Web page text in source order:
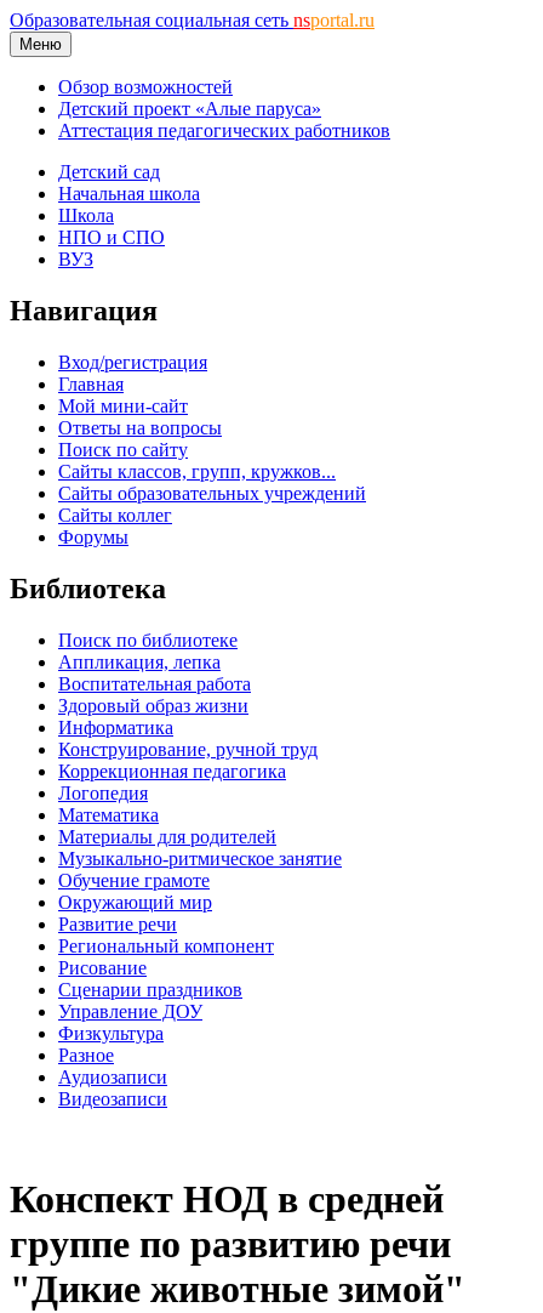
Образовательная социальная сеть nsportal.ru
Меню
Обзор возможностей
Детский проект «Алые паруса»
Аттестация педагогических работников
Детский сад
Начальная школа
Школа
НПО и СПО
ВУЗ
Навигация
Вход/регистрация
Главная
Мой мини-сайт
Ответы на вопросы
Поиск по сайту
Сайты классов, групп, кружков...
Сайты образовательных учреждений
Сайты коллег
Форумы
Библиотека
Поиск по библиотеке
Аппликация, лепка
Воспитательная работа
Здоровый образ жизни
Информатика
Конструирование, ручной труд
Коррекционная педагогика
Логопедия
Математика
Материалы для родителей
Музыкально-ритмическое занятие
Обучение грамоте
Окружающий мир
Развитие речи
Региональный компонент
Рисование
Сценарии праздников
Управление ДОУ
Физкультура
Разное
Аудиозаписи
Видеозаписи
Конспект НОД в средней
группе по развитию речи
"Дикие животные зимой"